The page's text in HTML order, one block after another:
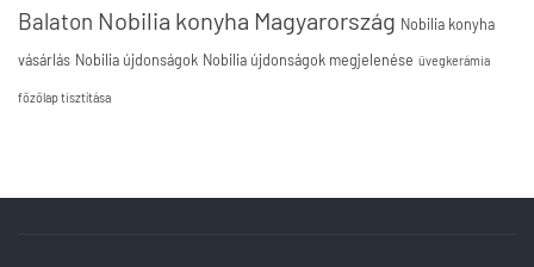
Balaton Nobilia konyha Magyarország Nobilia konyha
vásárlás Nobilia újdonságok Nobilia újdonságok megjelenése üvegkerámia
főzőlap tisztítása